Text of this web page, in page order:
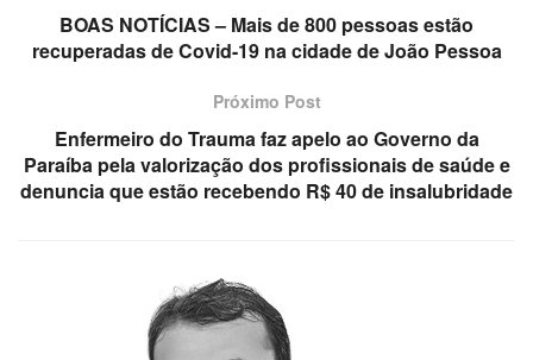
BOAS NOTÍCIAS – Mais de 800 pessoas estão
recuperadas de Covid-19 na cidade de João Pessoa
Próximo Post
Enfermeiro do Trauma faz apelo ao Governo da
Paraíba pela valorização dos profissionais de saúde e
denuncia que estão recebendo R$ 40 de insalubridade